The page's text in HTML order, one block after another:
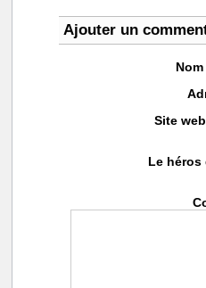
Ajouter un
Le héros